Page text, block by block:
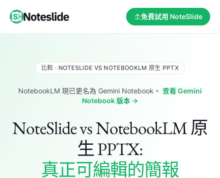
免費試用 NoteSlide
比較 · NOTESLIDE VS NOTEBOOKLM 原生 PPTX
NotebookLM 現已更名為 Gemini Notebook。 查看 Gemini
Notebook 版本 →
NoteSlide vs NotebookLM 原
生 PPTX:
真正可編輯的簡報